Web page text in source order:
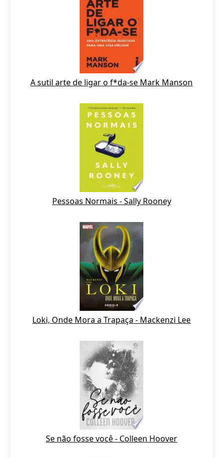
A sutil arte de ligar o f*da-se Mark Manson
Pessoas Normais - Sally Rooney
Loki, Onde Mora a Trapaça - Mackenzi Lee
Se não fosse você - Colleen Hoover